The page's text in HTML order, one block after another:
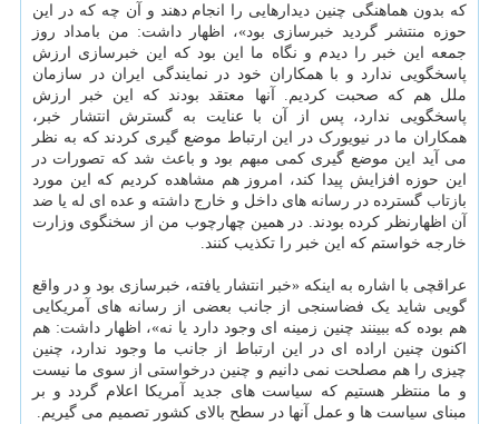
که بدون هماهنگی چنین دیدارهایی را انجام دهند و آن چه که در این
حوزه منتشر گردید خبرسازی بود»، اظهار داشت: من بامداد روز
جمعه این خبر را دیدم و نگاه ما این بود که این خبرسازی ارزش
پاسخگویی ندارد و با همکاران خود در نمایندگی ایران در سازمان
ملل هم که صحبت کردیم. آنها معتقد بودند که این خبر ارزش
پاسخگویی ندارد، پس از آن با عنایت به گسترش انتشار خبر،
همکاران ما در نیویورک در این ارتباط موضع گیری کردند که به نظر
می آید این موضع گیری کمی مبهم بود و باعث شد که تصورات در
این حوزه افزایش پیدا کند، امروز هم مشاهده کردیم که این مورد
بازتاب گسترده در رسانه های داخل و خارج داشته و عده ای له یا ضد
آن اظهارنظر کرده بودند. در همین چهارچوب من از سخنگوی وزارت
خارجه خواستم که این خبر را تکذیب کنند.
عراقچی با اشاره به اینکه «خبر انتشار یافته، خبرسازی بود و در واقع
گویی شاید یک فضاسنجی از جانب بعضی از رسانه های آمریکایی
هم بوده که ببینند چنین زمینه ای وجود دارد یا نه»، اظهار داشت: هم
اکنون چنین اراده ای در این ارتباط از جانب ما وجود ندارد، چنین
چیزی را هم مصلحت نمی دانیم و چنین درخواستی از سوی ما نیست
و ما منتظر هستیم که سیاست های جدید آمریکا اعلام گردد و بر
مبنای سیاست ها و عمل آنها در سطح بالای کشور تصمیم می گیریم.